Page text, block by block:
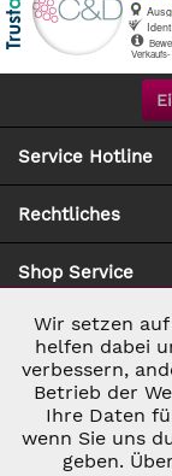
Service Hotline
Rechtliches
Shop Service
Zahlung &
Notwendig
Marketing
Wir setzen
helfen dabei
verbessern,
Betrieb der
Ihre Daten
wenn Sie uns
geben.